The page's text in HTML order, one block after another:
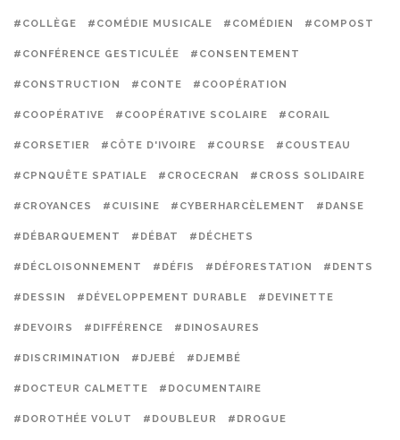
#COLLÈGE #COMÉDIE MUSICALE #COMÉDIEN #COMPOST
#CONFÉRENCE GESTICULÉE #CONSENTEMENT
#CONSTRUCTION #CONTE #COOPÉRATION
#COOPÉRATIVE #COOPÉRATIVE SCOLAIRE #CORAIL
#CORSETIER #CÔTE D'IVOIRE #COURSE #COUSTEAU
#CPNQUÊTE SPATIALE #CROCECRAN #CROSS SOLIDAIRE
#CROYANCES #CUISINE #CYBERHARCÈLEMENT #DANSE
#DÉBARQUEMENT #DÉBAT #DÉCHETS
#DÉCLOISONNEMENT #DÉFIS #DÉFORESTATION #DENTS
#DESSIN #DÉVELOPPEMENT DURABLE #DEVINETTE
#DEVOIRS #DIFFÉRENCE #DINOSAURES
#DISCRIMINATION #DJEBÉ #DJEMBÉ
#DOCTEUR CALMETTE #DOCUMENTAIRE
#DOROTHÉE VOLUT #DOUBLEUR #DROGUE